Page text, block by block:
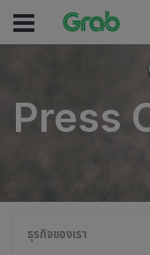
Press
ธุรกิจของเรา